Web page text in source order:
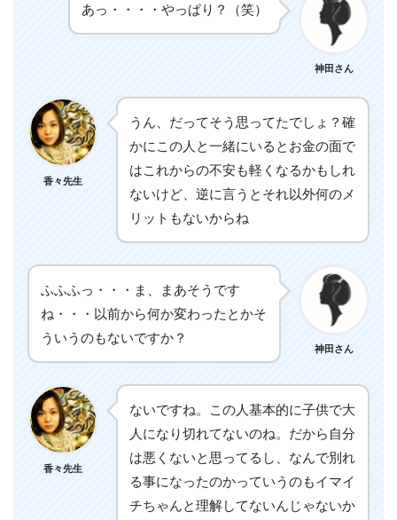
あっ・・・・やっぱり？（笑）
神田さん
香々先生
うん、だってそう思ってたでしょ？確
かにこの人と一緒にいるとお金の面で
はこれからの不安も軽くなるかもしれ
ないけど、逆に言うとそれ以外何のメ
リットもないからね
ふふふっ・・・ま、まあそうです
ね・・・以前から何か変わったとかそ
ういうのもないですか？
神田さん
香々先生
ないですね。この人基本的に子供で大
人になり切れてないのね。だから自分
は悪くないと思ってるし、なんで別れ
る事になったのかっていうのもイマイ
チちゃんと理解してないんじゃないか